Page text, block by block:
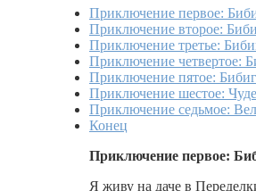
Приключение первое:
Приключение второе:
Приключение третье:
Приключение четвертое:
Приключение пятое:
Приключение шестое:
Приключение седьмое:
Конец
Приключение первое:
Я живу на даче в